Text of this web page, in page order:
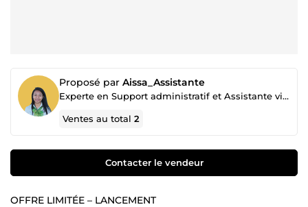
Proposé par Aissa_Assistante
Experte en Support administratif et Assistante virtuel
Ventes au total2
Contacter le vendeur
OFFRE LIMITÉE – LANCEMENT